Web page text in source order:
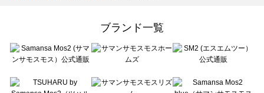
sō4ū（ソウフォーユー）のワンピース一覧
Te chichi（テチチ）のワンピース一覧
Te chichi CLASSIC（テチチ クラシック）のワンピース一覧
Lugnoncure（ルノンキュール）のワンピース一覧
ブランド一覧